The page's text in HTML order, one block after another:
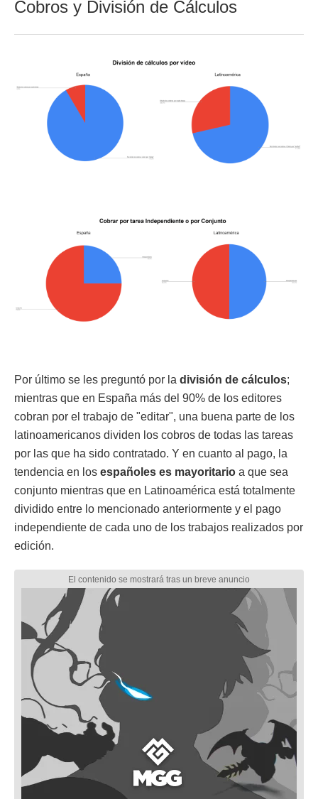
Cobros y División de Cálculos
Por último se les preguntó por la división de cálculos;
mientras que en España más del 90% de los editores
cobran por el trabajo de "editar", una buena parte de los
latinoamericanos dividen los cobros de todas las tareas
por las que ha sido contratado. Y en cuanto al pago, la
tendencia en los españoles es mayoritario a que sea
conjunto mientras que en Latinoamérica está totalmente
dividido entre lo mencionado anteriormente y el pago
independiente de cada uno de los trabajos realizados por
edición.